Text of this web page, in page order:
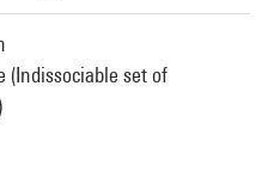
(Indissociable set of